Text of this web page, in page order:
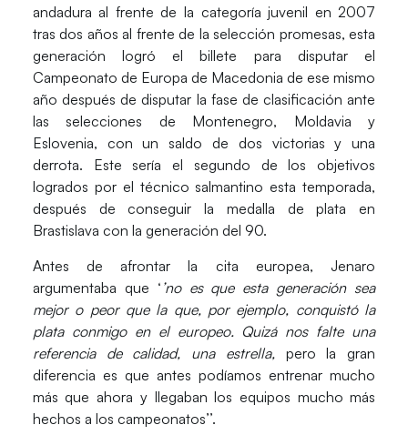
andadura al frente de la categoría juvenil en 2007
tras dos años al frente de la selección promesas, esta
generación logró el billete para disputar el
Campeonato de Europa de Macedonia de ese mismo
año después de disputar la fase de clasificación ante
las selecciones de Montenegro, Moldavia y
Eslovenia, con un saldo de dos victorias y una
derrota. Este sería el segundo de los objetivos
logrados por el técnico salmantino esta temporada,
después de conseguir la medalla de plata en
Brastislava con la generación del 90.
Antes de afrontar la cita europea, Jenaro
argumentaba que ‘ ’no es que esta generación sea
mejor o peor que la que, por ejemplo, conquistó la
plata conmigo en el europeo. Quizá nos falte una
referencia de calidad, una estrella, pero la gran
diferencia es que antes podíamos entrenar mucho
más que ahora y llegaban los equipos mucho más
hechos a los campeonatos’’.